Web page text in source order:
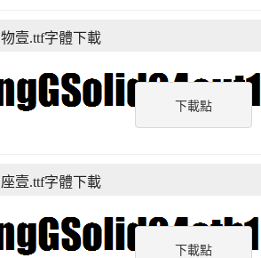
下載點
壹.ttf字體下載
下載點
壹.ttf字體下載